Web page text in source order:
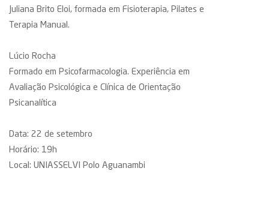
Juliana Brito Eloi, formada em Fisioterapia, Pilates e
Terapia Manual.
Lúcio Rocha
Formado em Psicofarmacologia. Experiência em
Avaliação Psicológica e Clínica de Orientação
Psicanalítica
Data: 22 de setembro
Horário: 19h
Local: UNIASSELVI Polo Aguanambi